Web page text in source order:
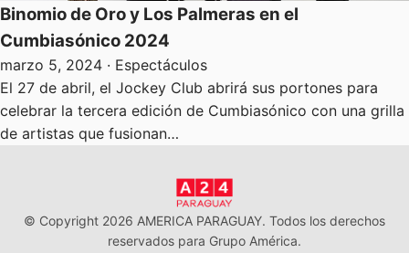
Binomio de Oro y Los Palmeras en el
Cumbiasónico 2024
marzo 5, 2024 · Espectáculos
El 27 de abril, el Jockey Club abrirá sus portones para
celebrar la tercera edición de Cumbiasónico con una grilla
de artistas que fusionan…
© Copyright 2026 AMERICA PARAGUAY. Todos los derechos
reservados para Grupo América.